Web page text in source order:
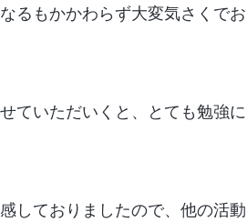
るもかかわらず大変気さくでお
ていただいくと、とても勉強に
しておりましたので、他の活動